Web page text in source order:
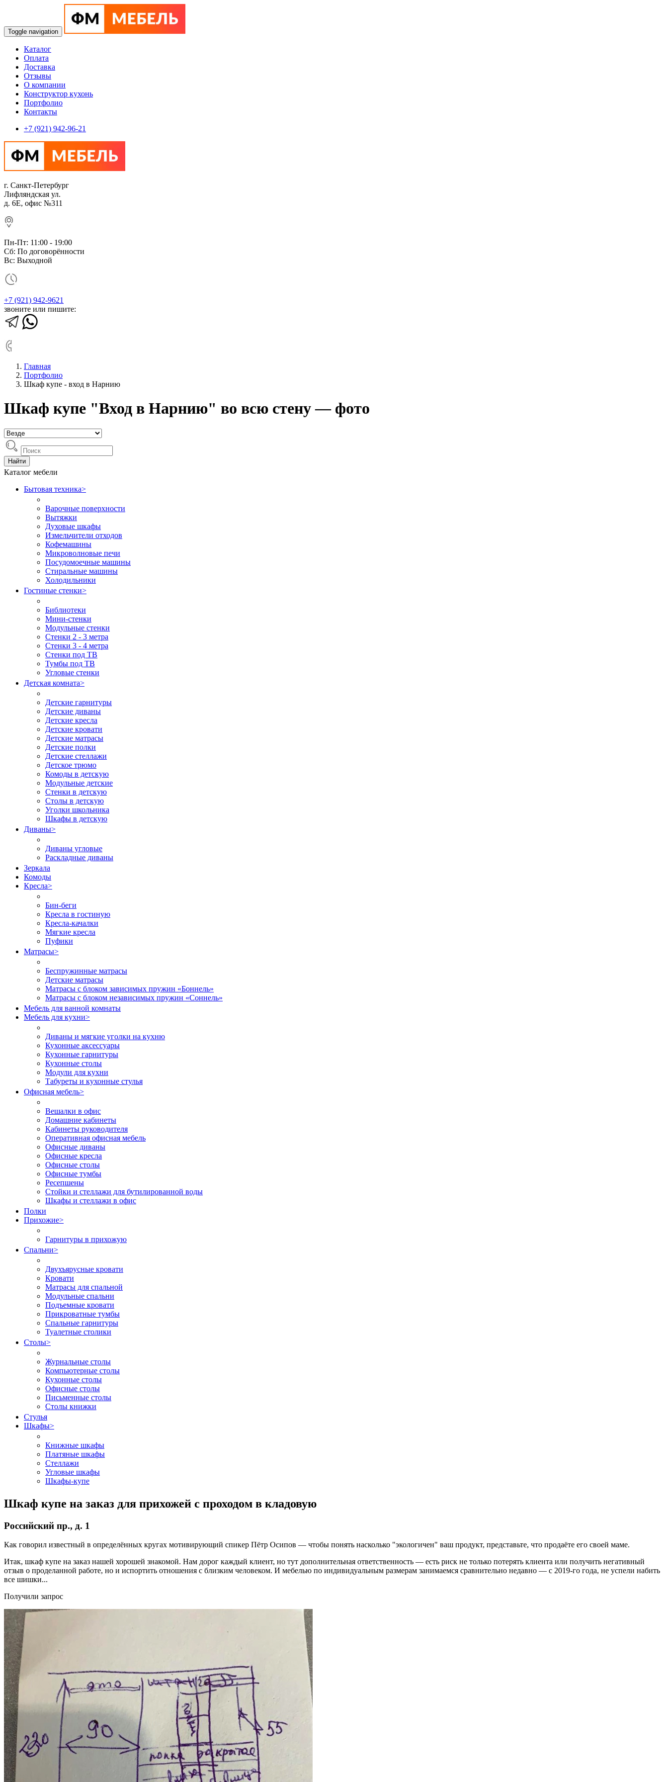
Toggle navigation
Каталог
Оплата
Доставка
Отзывы
О компании
Конструктор кухонь
Портфолио
Контакты
+7 (921) 942-96-21
г. Санкт-Петербург
Лифляндская ул.
д. 6Е, офис №311
Пн-Пт: 11:00 - 19:00
Сб: По договорённости
Вс: Выходной
+7 (921) 942-9621
звоните или пишите:
Главная
Портфолио
Шкаф купе - вход в Нарнию
Шкаф купе "Вход в Нарнию" во всю стену — фото
Найти
Каталог мебели
Бытовая техника>
Варочные поверхности
Вытяжки
Духовые шкафы
Измельчители отходов
Кофемашины
Микроволновые печи
Посудомоечные машины
Стиральные машины
Холодильники
Гостиные стенки>
Библиотеки
Мини-стенки
Модульные стенки
Стенки 2 - 3 метра
Стенки 3 - 4 метра
Стенки под ТВ
Тумбы под ТВ
Угловые стенки
Детская комната>
Детские гарнитуры
Детские диваны
Детские кресла
Детские кровати
Детские матрасы
Детские полки
Детские стеллажи
Детское трюмо
Комоды в детскую
Модульные детские
Стенки в детскую
Столы в детскую
Уголки школьника
Шкафы в детскую
Диваны>
Диваны угловые
Раскладные диваны
Зеркала
Комоды
Кресла>
Бин-беги
Кресла в гостиную
Кресла-качалки
Мягкие кресла
Пуфики
Матрасы>
Беспружинные матрасы
Детские матрасы
Матрасы с блоком зависимых пружин «Боннель»
Матрасы с блоком независимых пружин «Соннель»
Мебель для ванной комнаты
Мебель для кухни>
Диваны и мягкие уголки на кухню
Кухонные аксессуары
Кухонные гарнитуры
Кухонные столы
Модули для кухни
Табуреты и кухонные стулья
Офисная мебель>
Вешалки в офис
Домашние кабинеты
Кабинеты руководителя
Оперативная офисная мебель
Офисные диваны
Офисные кресла
Офисные столы
Офисные тумбы
Ресепшены
Стойки и стеллажи для бутилированной воды
Шкафы и стеллажи в офис
Полки
Прихожие>
Гарнитуры в прихожую
Спальни>
Двухъярусные кровати
Кровати
Матрасы для спальной
Модульные спальни
Подъемные кровати
Прикроватные тумбы
Спальные гарнитуры
Туалетные столики
Столы>
Журнальные столы
Компьютерные столы
Кухонные столы
Офисные столы
Письменные столы
Столы книжки
Стулья
Шкафы>
Книжные шкафы
Платяные шкафы
Стеллажи
Угловые шкафы
Шкафы-купе
Шкаф купе на заказ для прихожей с проходом в кладовую
Российский пр., д. 1
Как говорил известный в определённых кругах мотивирующий спикер Пётр Осипов — чтобы понять насколько "экологичен" ваш продукт, представьте, что продаёте его своей маме.
Итак, шкаф купе на заказ нашей хорошей знакомой. Нам дорог каждый клиент, но тут дополнительная ответственность — есть риск не только потерять клиента или получить негативный
отзыв о проделанной работе, но и испортить отношения с близким человеком. И мебелью по индивидуальным размерам занимаемся сравнительно недавно — с 2019-го года, не успели набить
все шишки...
Получили запрос